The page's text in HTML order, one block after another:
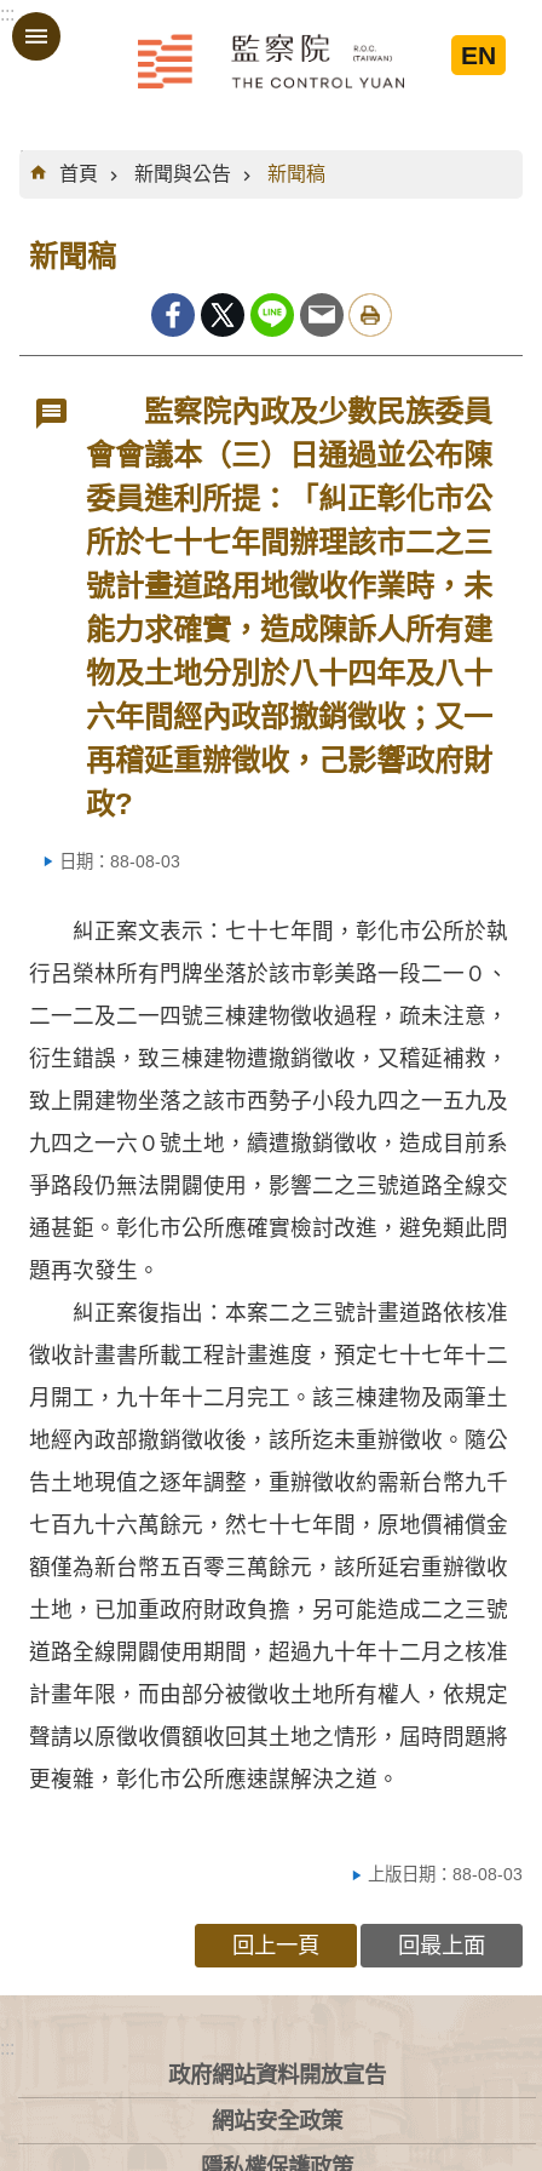
跳到主要內容區塊
:::
EN
:::
首頁
新聞與公告 新聞稿
新聞稿
監察院內政及少數民族委員
會會議本（三）日通過並公布陳
委員進利所提：「糾正彰化市公
所於七十七年間辦理該市二之三
號計畫道路用地徵收作業時，未
能力求確實，造成陳訴人所有建
物及土地分別於八十四年及八十
六年間經內政部撤銷徵收；又一
再稽延重辦徵收，己影響政府財
政?
日期：88-08-03
糾正案文表示：七十七年間，彰化市公所於執
行呂榮林所有門牌坐落於該市彰美路一段二一０、
二一二及二一四號三棟建物徵收過程，疏未注意，
衍生錯誤，致三棟建物遭撤銷徵收，又稽延補救，
致上開建物坐落之該市西勢子小段九四之一五九及
九四之一六０號土地，續遭撤銷徵收，造成目前系
爭路段仍無法開闢使用，影響二之三號道路全線交
通甚鉅。彰化市公所應確實檢討改進，避免類此問
題再次發生。
糾正案復指出：本案二之三號計畫道路依核准
徵收計畫書所載工程計畫進度，預定七十七年十二
月開工，九十年十二月完工。該三棟建物及兩筆土
地經內政部撤銷徵收後，該所迄未重辦徵收。隨公
告土地現值之逐年調整，重辦徵收約需新台幣九千
七百九十六萬餘元，然七十七年間，原地價補償金
額僅為新台幣五百零三萬餘元，該所延宕重辦徵收
土地，已加重政府財政負擔，另可能造成二之三號
道路全線開闢使用期間，超過九十年十二月之核准
計畫年限，而由部分被徵收土地所有權人，依規定
聲請以原徵收價額收回其土地之情形，屆時問題將
更複雜，彰化市公所應速謀解決之道。
上版日期：88-08-03
回上一頁 回最上面
:::
政府網站資料開放宣告
網站安全政策